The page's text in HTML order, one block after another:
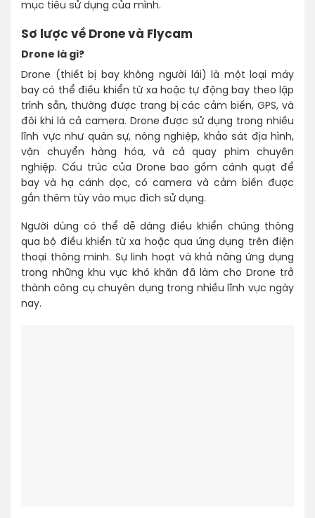
mục tiêu sử dụng của mình.
Sơ lược về Drone và Flycam
Drone là gì?
Drone (thiết bị bay không người lái) là một loại máy
bay có thể điều khiển từ xa hoặc tự động bay theo lập
trình sẵn, thường được trang bị các cảm biến, GPS, và
đôi khi là cả camera. Drone được sử dụng trong nhiều
lĩnh vực như quân sự, nông nghiệp, khảo sát địa hình,
vận chuyển hàng hóa, và cả quay phim chuyên
nghiệp. Cấu trúc của Drone bao gồm cánh quạt để
bay và hạ cánh dọc, có camera và cảm biến được
gắn thêm tùy vào mục đích sử dụng.
Người dùng có thể dễ dàng điều khiển chúng thông
qua bộ điều khiển từ xa hoặc qua ứng dụng trên điện
thoại thông minh. Sự linh hoạt và khả năng ứng dụng
trong những khu vực khó khăn đã làm cho Drone trở
thành công cụ chuyên dụng trong nhiều lĩnh vực ngày
nay.